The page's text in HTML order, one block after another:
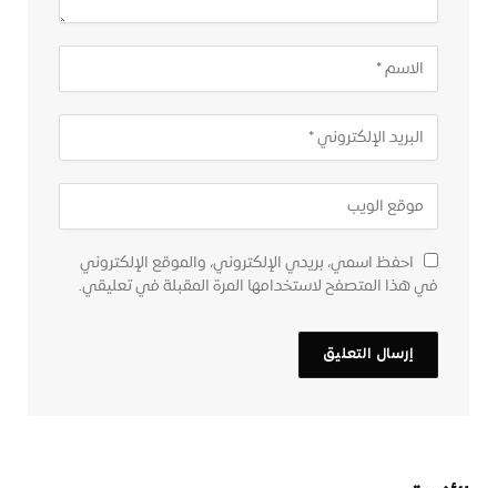
احفظ اسمي، بريدي الإلكتروني، والموقع الإلكتروني
في هذا المتصفح لاستخدامها المرة المقبلة في تعليقي.